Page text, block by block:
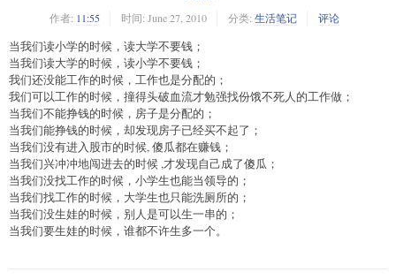
作者: 11:55 时间: June 27, 2010 分类: 生活笔记 评论
当我们读小学的时候，读大学不要钱；
当我们读大学的时候，读小学不要钱；
我们还没能工作的时候，工作也是分配的；
我们可以工作的时候，撞得头破血流才勉强找份饿不死人的工作做；
当我们不能挣钱的时候，房子是分配的；
当我们能挣钱的时候，却发现房子已经买不起了；
当我们没有进入股市的时候, 傻瓜都在赚钱；
当我们兴冲冲地闯进去的时候 ,才发现自己成了傻瓜；
当我们没找工作的时候，小学生也能当领导的；
当我们找工作的时候，大学生也只能洗厕所的；
当我们没生娃的时候，别人是可以生一串的；
当我们要生娃的时候，谁都不许生多一个。